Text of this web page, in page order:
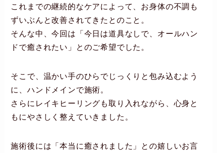
これまでの継続的なケアによって、お身体の不調も
ずいぶんと改善されてきたとのこと。
そんな中、今回は「今日は道具なしで、オールハン
ドで癒されたい」とのご希望でした。
そこで、温かい手のひらでじっくりと包み込むよう
に、ハンドメインで施術。
さらにレイキヒーリングも取り入れながら、心身と
もにやさしく整えていきました。
施術後には「本当に癒されました」との嬉しいお言